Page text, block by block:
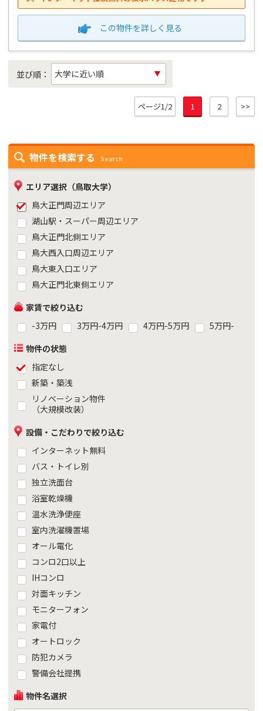
物件を検索する Search
エリア選択（鳥取大学）
鳥大正門周辺エリア
湖山駅・スーパー周辺エリア
鳥大正門北側エリア
鳥大西入口周辺エリア
鳥大東入口エリア
鳥大正門北東側エリア
家賃で絞り込む
-3万円
3万円-4万円 4万円-5万円
5万円-
物件の状態
指定なし
新築・築浅
リノベーション物件
（大規模改装）
設備・こだわりで絞り込む
インターネット無料
バス・トイレ別
独立洗面台
浴室乾燥機
温水洗浄便座
室内洗濯機置場
オール電化
コンロ2口以上
IHコンロ
対面キッチン
モニターフォン
家電付
オートロック
防犯カメラ
警備会社提携
物件名選択
この物件を詳しく見る
並び順：
ページ1/2 1 2 >>